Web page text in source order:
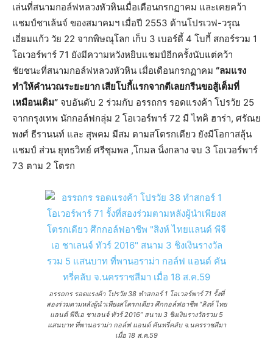
เล่นที่สนามกอล์ฟหลวงหัวหินเมื่อเดือนกรกฏาคม และเคยคว้า
แชมป์ชาเล้นจ์ ของสมาคมฯ เมื่อปี 2553 ด้านโปรเวฟ-วรุณ
เอี่ยมแก้ว วัย 22 จากพิษณุโลก เก็บ 3 เบอร์ดี้ 4 โบกี้ สกอร์รวม 1
โอเวอร์พาร์ 71 ยังมีความหวังหยิบแชมป์อีกครั้งนับแต่คว้า
ชัยชนะที่สนามกอล์ฟหลวงหัวหิน เมื่อเดือนกรกฏาคม “ลมแรง
ทำให้คำนวณระยะยาก เสียโบกี้แรกจากตีเลยกรีนขอสู้เต็มที่
เหมือนเดิม” จบอันดับ 2 ร่วมกับ อรรถกร รอดแรงค้า โปรวัย 25
จากกรุงเทพ นักกอล์ฟกลุ่ม 2 โอเวอร์พาร์ 72 มี ไทคิ ฮาร่า, ศรัณย
พงศ์ ธีรานนท์ และ สุพคม มีสม ตามสโตรกเดียว ยังมีโอกาสลุ้น
แชมป์ ส่วน ยุทธวิทย์ ศรีชุมพล ,โกมล นิ่งกลาง จบ 3 โอเวอร์พาร์
73 ตาม 2 โตรก
อรรถกร รอดแรงค้า โปรวัย 38 ทำสกอร์ 1 โอเวอร์พาร์ 71 รั้งที่
สองร่วมตามหลังผู้นำเพียงสโตรกเดียว ศึกกอล์ฟอาชีพ “สิงห์ ไทย
แลนด์ พีจีเอ ชาเลนจ์ ทัวร์ 2016” สนาม 3 ชิงเงินรางวัลรวม 5
แสนบาท ที่พานอราม่า กอล์ฟ แอนด์ คันทรี่คลับ จ.นครราชสีมา
เมื่อ 18 ส.ค.59